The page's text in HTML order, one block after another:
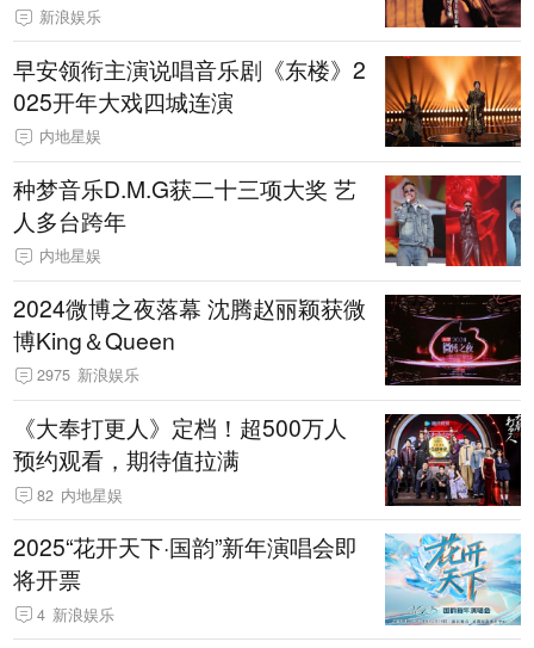
新浪娱乐
早安领衔主演说唱音乐剧《东楼》2
025开年大戏四城连演
内地星娱
种梦音乐D.M.G获二十三项大奖 艺
人多台跨年
内地星娱
2024微博之夜落幕 沈腾赵丽颖获微
博King＆Queen
2975 新浪娱乐
《大奉打更人》定档！超500万人
预约观看，期待值拉满
82 内地星娱
2025“花开天下·国韵”新年演唱会即
将开票
4 新浪娱乐